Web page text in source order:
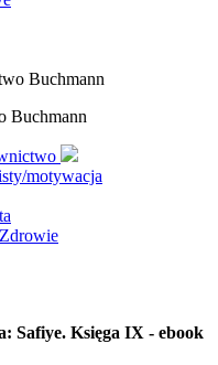
Buchmann
motywacja
Safiye. Księga IX - ebook